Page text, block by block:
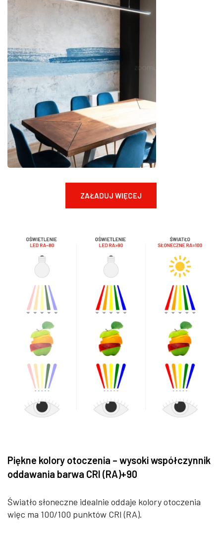
ZAŁADUJ WIĘCEJ
Piękne kolory otoczenia – wysoki współczynnik
oddawania barwa CRI (RA)+90
Światło słoneczne idealnie oddaje kolory otoczenia
więc ma 100/100 punktów CRI (RA).